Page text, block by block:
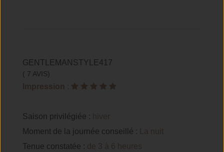
GENTLEMANSTYLE417
( 7 AVIS)
Impression :
Saison privilégiée : hiver
Moment de la journée conseillé :
La nuit
Tenue constatée : de 3 à 6 heures